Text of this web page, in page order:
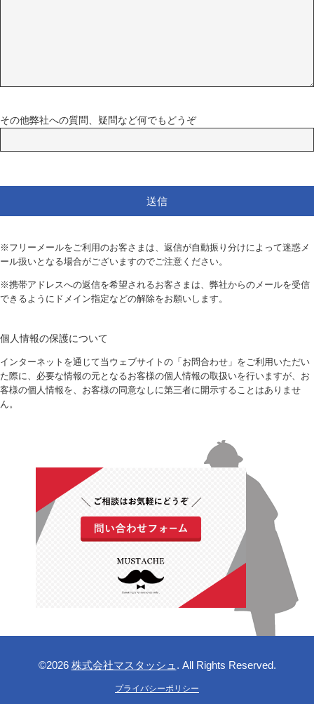
その他弊社への質問、疑問など何でもどうぞ
※フリーメールをご利用のお客さまは、返信が自動振り分けによって迷惑メ
ール扱いとなる場合がございますのでご注意ください。
※携帯アドレスへの返信を希望されるお客さまは、弊社からのメールを受信
できるようにドメイン指定などの解除をお願いします。
個人情報の保護について
インターネットを通じて当ウェブサイトの「お問合わせ」をご利用いただい
た際に、必要な情報の元となるお客様の個人情報の取扱いを行いますが、お
客様の個人情報を、お客様の同意なしに第三者に開示することはありませ
ん。
©2026 株式会社マスタッシュ . All Rights Reserved.
プライバシーポリシー